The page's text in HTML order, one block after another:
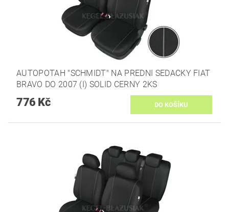
AUTOPOTAH "SCHMIDT" NA PREDNI SEDACKY FIAT
BRAVO DO 2007 (I) SOLID CERNY 2KS
776 Kč